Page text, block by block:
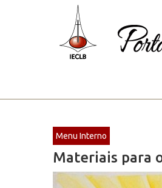
Menu Interno
Materiais para